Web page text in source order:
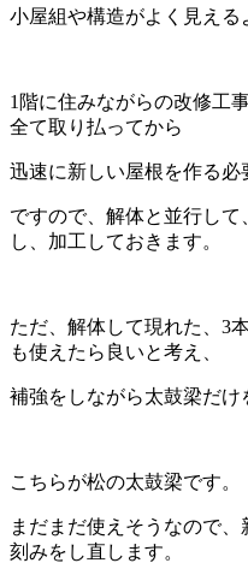
小屋組や構造がよく見える
1階に住みながらの改修工
全て取り払ってから
迅速に新しい屋根を作る必
ですので、解体と並行し
し、加工しておきます。
ただ、解体して現れた、3
も使えたら良いと考え、
補強をしながら太鼓梁だけ
こちらが松の太鼓梁です。
まだまだ使えそうなので
刻みをし直します。